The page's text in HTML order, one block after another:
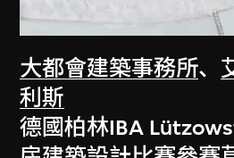
大都會建築事務所、
利斯
德國柏林IBA